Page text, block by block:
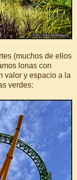
(muchos de ellos
lonas con
valor y espacio a la
verdes: